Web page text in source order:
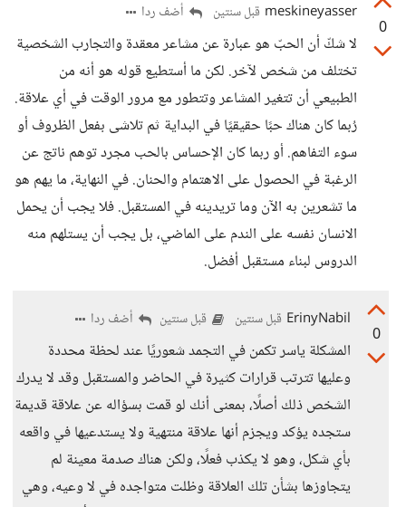
0
meskineyasser قبل سنتين أضف ردا
لا شكّ أن الحبّ هو عبارة عن مشاعر معقدة والتجارب الشخصية
تختلف من شخص لآخر. لكن ما أستطيع قوله هو أنه من
الطبيعي أن تتغير المشاعر وتتطور مع مرور الوقت في أي علاقة.
رُبما كان هناك حبًا حقيقيًا في البداية ثم تلاشى بفعل الظروف أو
سوء التفاهم. أو ربما كان الإحساس بالحب مجرد توهم ناتج عن
الرغبة في الحصول على الاهتمام والحنان. في النهاية، ما يهم هو
ما تشعرين به الآن وما تريدينه في المستقبل. فلا يجب أن يحمل
الانسان نفسه على الندم على الماضي، بل يجب أن يستلهم منه
الدروس لبناء مستقبل أفضل.
0
ErinyNabil قبل سنتين قبل سنتين أضف ردا
المشكلة ياسر تكمن في التجمد شعوريًا عند لحظة محددة
وعليها تترتب قرارات كثيرة في الحاضر والمستقبل وقد لا يدرك
الشخص ذلك أصلًا، بمعنى أنك لو قمت بسؤاله عن علاقة قديمة
ستجده يؤكد ويجزم أنها علاقة منتهية ولا يستدعيها في واقعه
بأي شكل، وهو لا يكذب فعلًا، ولكن هناك صدمة معينة لم
يتجاوزها بشأن تلك العلاقة وظلت متواجده في لا وعيه، وهي